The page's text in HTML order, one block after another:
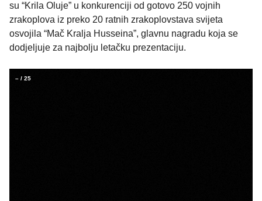
su “Krila Oluje” u konkurenciji od gotovo 250 vojnih
zrakoplova iz preko 20 ratnih zrakoplovstava svijeta
osvojila “Mač Kralja Husseina”, glavnu nagradu koja se
dodjeljuje za najbolju letačku prezentaciju.
– / 25